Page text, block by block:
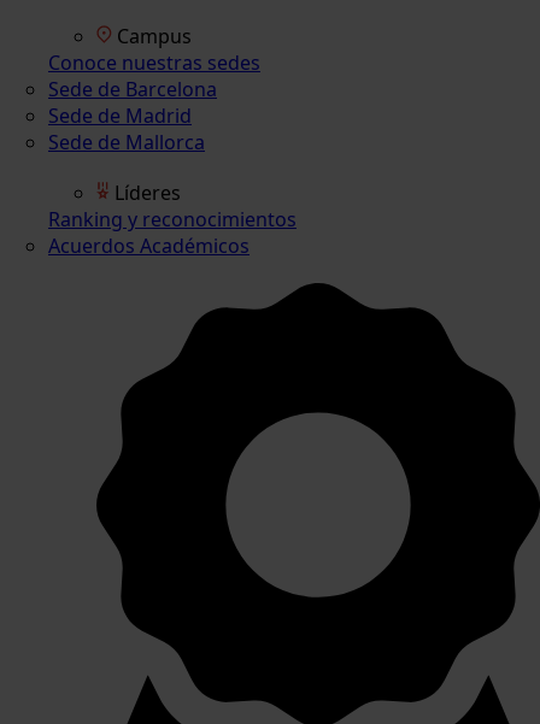
Campus
Conoce nuestras sedes
Sede de Barcelona
Sede de Madrid
Sede de Mallorca
Líderes
Ranking y reconocimientos
Acuerdos Académicos